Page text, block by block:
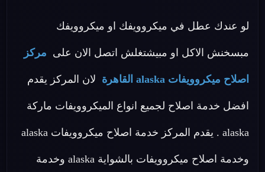
لو عندك عطل في ميكروويفك او ميكروويفك
مبسخنش الاكل او مبيشتغلش اتصل الان على مركز
اصلاح ميكروويفات alaska القاهرة لان المركز يقدم
افضل خدمة اصلاح لجميع انواع الميكروويفات ماركة
alaska . يقدم المركز خدمة اصلاح ميكروويفات alaska
وخدمة اصلاح ميكروويفات بالشواية alaska وخدمة